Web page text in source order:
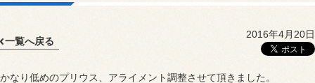
一覧へ戻る
2016年4月20日
かなり低めのプリウス、アライメント調整させて頂きました。